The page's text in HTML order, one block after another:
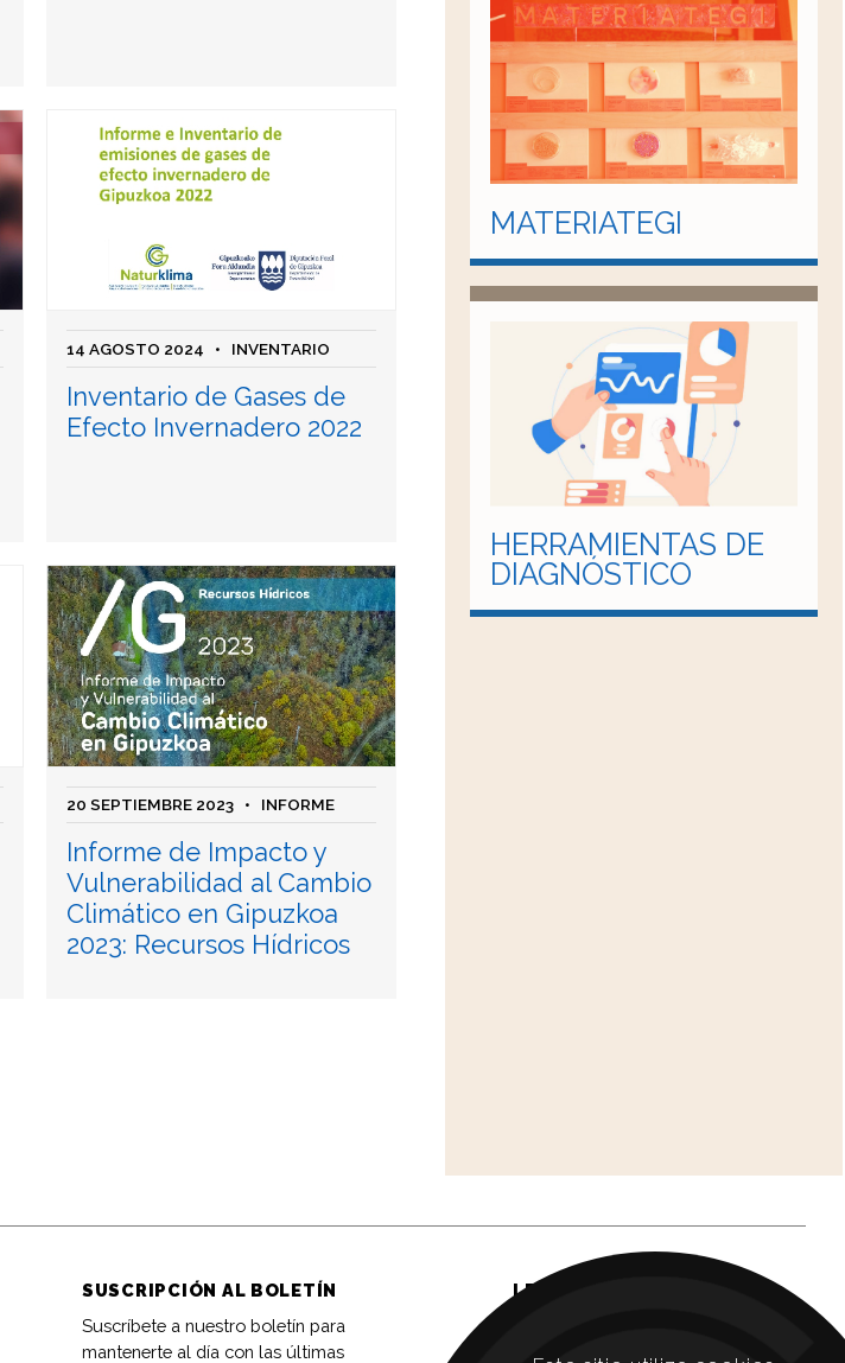
14 AGOSTO 2024 • INVENTARIO
Inventario de Gases de
Efecto Invernadero 2022
20 SEPTIEMBRE 2023• INFORME
Informe de Impacto y
Vulnerabilidad al Cambio
Climático en Gipuzkoa
2023: Recursos Hídricos
MATERIATEGI
HERRAMIENTAS DE
DIAGNÓSTICO
SUSCRIPCIÓN AL BOLETÍN
Suscríbete a nuestro boletín para
mantenerte al día con las últimas
LEGAL